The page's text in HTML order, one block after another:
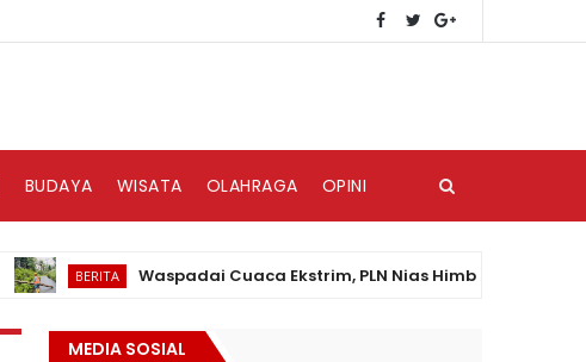
BUDAYA WISATA OLAHRAGA OPINI
BERITA Waspadai Cuaca Ekstrim, PLN Nias Himbau Masyarakat
MEDIA SOSIAL